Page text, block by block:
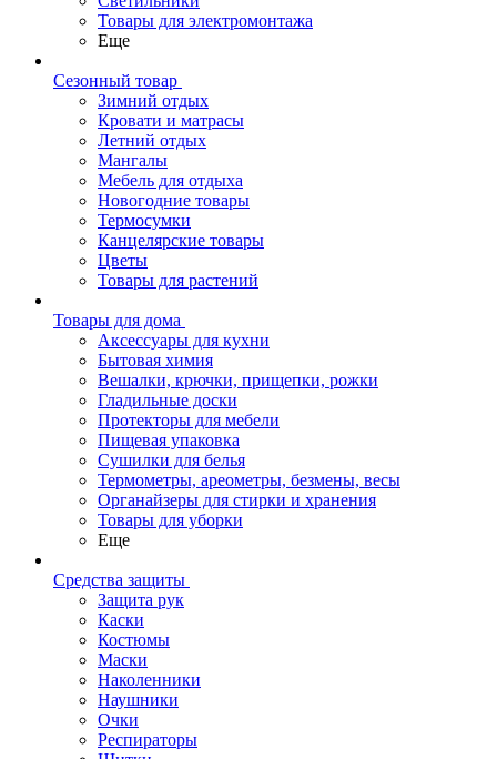
Товары для электромонтажа
Еще
Сезонный товар
Зимний отдых
Кровати и матрасы
Летний отдых
Мангалы
Мебель для отдыха
Новогодние товары
Термосумки
Канцелярские товары
Цветы
Товары для растений
Товары для дома
Аксессуары для кухни
Бытовая химия
Вешалки, крючки, прищепки, рожки
Гладильные доски
Протекторы для мебели
Пищевая упаковка
Сушилки для белья
Термометры, ареометры, безмены, весы
Органайзеры для стирки и хранения
Товары для уборки
Еще
Средства защиты
Защита рук
Каски
Костюмы
Маски
Наколенники
Наушники
Очки
Респираторы